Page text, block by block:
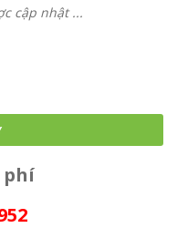
cập nhật ...
phí